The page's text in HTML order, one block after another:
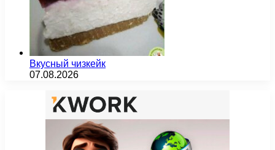
Вкусный чизкейк
07.08.2026